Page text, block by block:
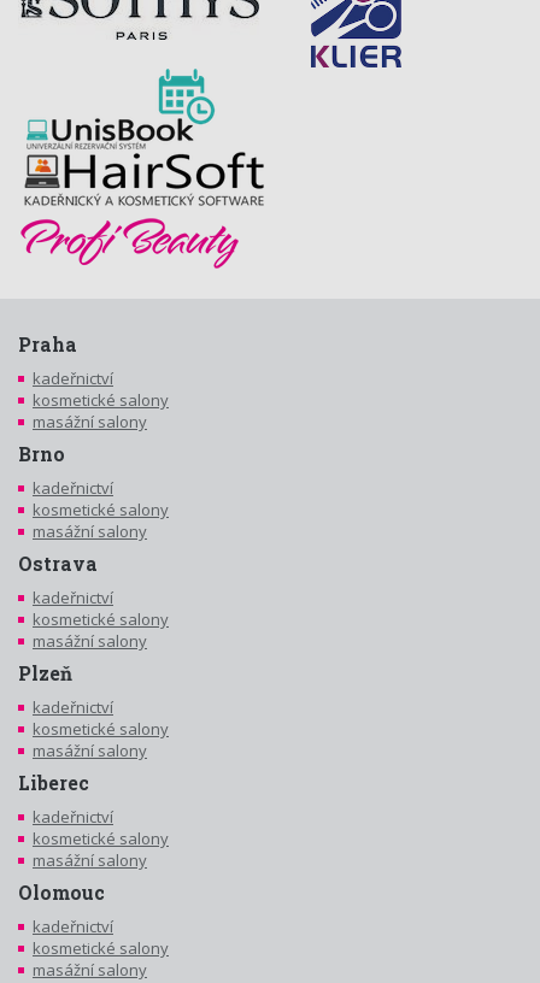
Praha
kadeřnictví
kosmetické salony
masážní salony
Brno
kadeřnictví
kosmetické salony
masážní salony
Ostrava
kadeřnictví
kosmetické salony
masážní salony
Plzeň
kadeřnictví
kosmetické salony
masážní salony
Liberec
kadeřnictví
kosmetické salony
masážní salony
Olomouc
kadeřnictví
kosmetické salony
masážní salony